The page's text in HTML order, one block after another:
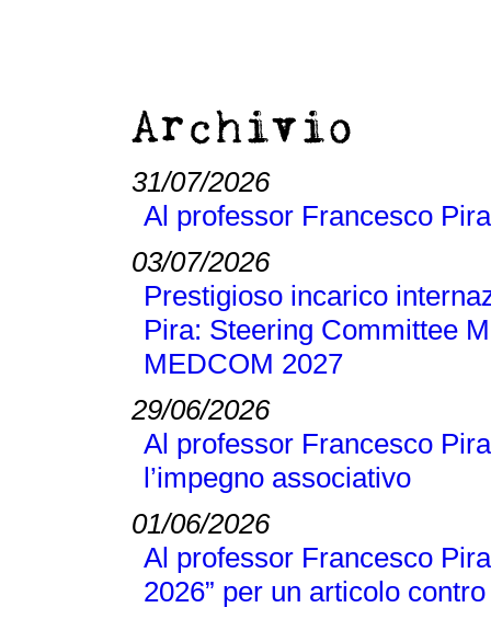
Archivio
31/07/2026
Al professor Francesco
03/07/2026
Prestigioso incarico
Pira: Steering Committee
MEDCOM 2027
29/06/2026
Al professor Francesco
l’impegno associativo
01/06/2026
Al professor Francesco
2026” per un articolo